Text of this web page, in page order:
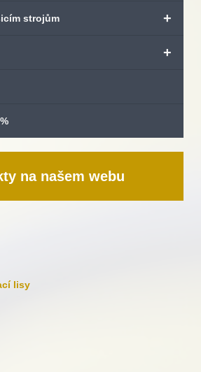
+
strojům
+
na našem webu
lisy